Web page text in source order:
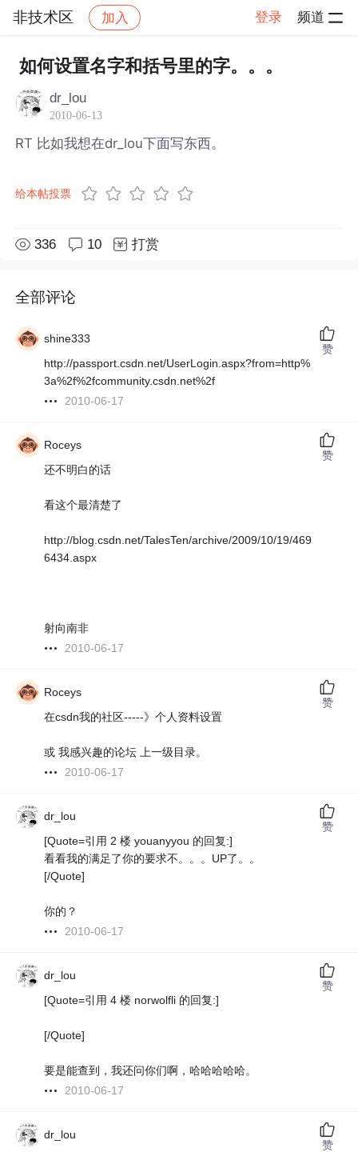
非技术区 加入 登录 频道
社区 非技术区 帖子详情
如何设置名字和括号里的字。。。
dr_lou
2010-06-13
RT 比如我想在dr_lou下面写东西。
给本帖投票
336 10 打赏
全部评论
shine333
http://passport.csdn.net/UserLogin.aspx?from=http%
3a%2f%2fcommunity.csdn.net%2f
2010-06-17
赞
Roceys
还不明白的话
看这个最清楚了
http://blog.csdn.net/TalesTen/archive/2009/10/19/469
6434.aspx
射向南非
2010-06-17
赞
Roceys
在csdn我的社区-----》个人资料设置
或 我感兴趣的论坛 上一级目录。
2010-06-17
赞
dr_lou
[Quote=引用 2 楼 youanyyou 的回复:]
看看我的满足了你的要求不。。。UP了。。
[/Quote]
你的？
2010-06-17
赞
dr_lou
[Quote=引用 4 楼 norwolfli 的回复:]
[/Quote]
要是能查到，我还问你们啊，哈哈哈哈哈。
2010-06-17
赞
dr_lou
赞